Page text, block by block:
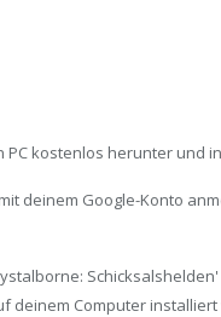
PC kostenlos herunter und
deinem Google-Konto
deinem Computer installiert